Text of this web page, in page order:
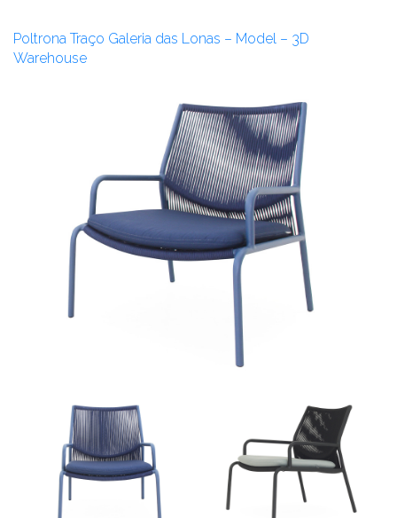
Poltrona Traço Galeria das Lonas – Model – 3D
Warehouse